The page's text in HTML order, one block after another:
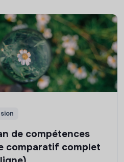
de compétences
comparatif complet